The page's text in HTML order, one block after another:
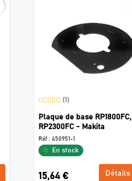
(1)
Plaque de base RP1800FC,
RP2300FC - Makita
Réf : 450951-1
En stock
15,64 € Détails